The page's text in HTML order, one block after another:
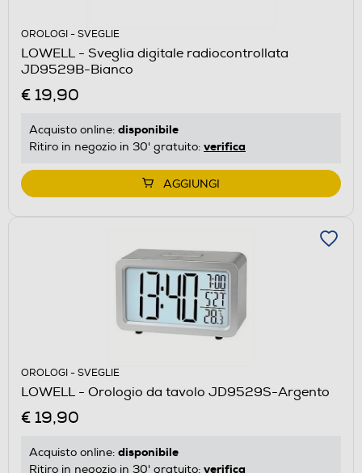
OROLOGI - SVEGLIE
LOWELL - Sveglia digitale radiocontrollata
JD9529B-Bianco
€ 19,90
Acquisto online: disponibile
Ritiro in negozio in 30' gratuito: verifica
AGGIUNGI
OROLOGI - SVEGLIE
LOWELL - Orologio da tavolo JD9529S-Argento
€ 19,90
Acquisto online: disponibile
Ritiro in negozio in 30' gratuito: verifica